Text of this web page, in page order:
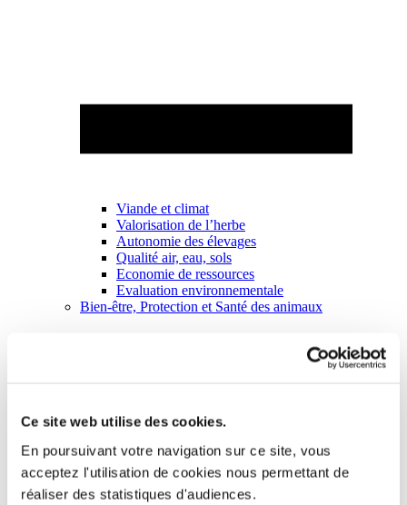
Ce site web utilise des cookies.
En poursuivant votre navigation sur ce site, vous
acceptez l'utilisation de cookies nous permettant de
réaliser des statistiques d'audiences.
Viande et climat
Valorisation de l’herbe
Autonomie des élevages
Qualité air, eau, sols
Economie de ressources
Evaluation environnementale
Bien-être, Protection et Santé des animaux